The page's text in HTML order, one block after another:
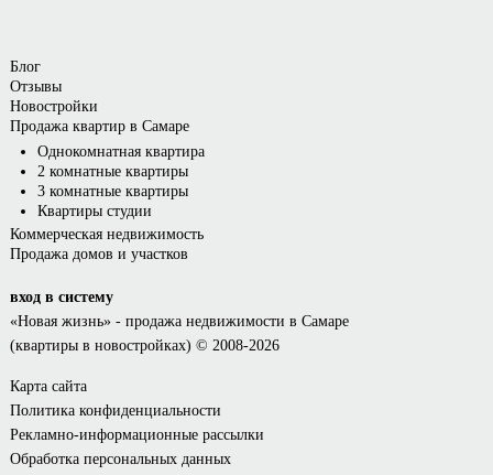
Блог
Отзывы
Новостройки
Продажа квартир в Самаре
Однокомнатная квартира
2 комнатные квартиры
3 комнатные квартиры
Квартиры студии
Коммерческая недвижимость
Продажа домов и участков
вход в систему
«Новая жизнь»- продажа недвижимости в Самаре
(квартиры в новостройках) © 2008-2026
Карта сайта
Политика конфиденциальности
Рекламно-информационные рассылки
Обработка персональных данных